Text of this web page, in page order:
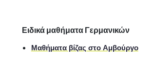
Ειδικά μαθήματα Γερμανικών
Μαθήματα βίζας στο Αμβούργο